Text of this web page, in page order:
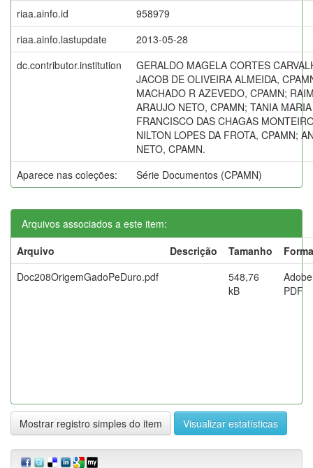
riaa.ainfo.id
958979
riaa.ainfo.lastupdate
2013-05-28
dc.contributor.institution
GERALDO MAGELA CORTES
JACOB DE OLIVEIRA ALMEIDA,
MACHADO R AZEVEDO, CPAMN;
ARAUJO NETO, CPAMN; TANIA
FRANCISCO DAS CHAGAS
NILTON LOPES DA FROTA, CPAMN;
NETO, CPAMN.
Aparece nas coleções:
Série Documentos (CPAMN)
Arquivos associados a este item:
Arquivo
Descrição Tamanho
Doc208OrigemGadoPeDuro.pdf
548,76
kB
Adobe
PDF
Mostrar registro simples do item Visualizar estatísticas